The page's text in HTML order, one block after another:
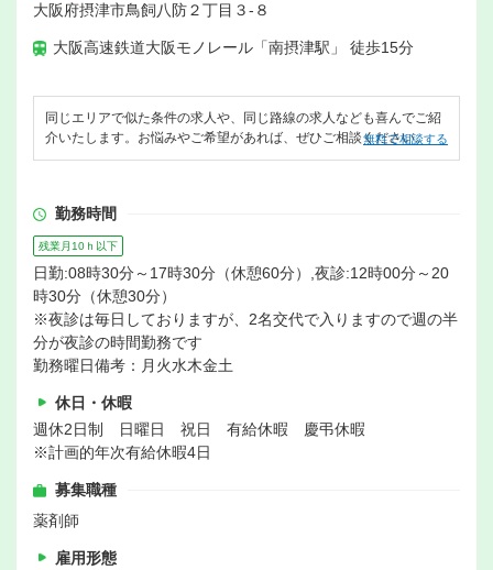
大阪府摂津市鳥飼八防２丁目３-８
大阪高速鉄道大阪モノレール「南摂津駅」 徒歩15分
同じエリアで似た条件の求人や、同じ路線の求人なども喜んでご紹
介いたします。お悩みやご希望があれば、ぜひご相談ください。
無料で相談する
勤務時間
残業月10ｈ以下
日勤:08時30分～17時30分（休憩60分）,夜診:12時00分～20
時30分（休憩30分）
※夜診は毎日しておりますが、2名交代で入りますので週の半
分が夜診の時間勤務です
勤務曜日備考：月火水木金土
休日・休暇
週休2日制 日曜日 祝日 有給休暇 慶弔休暇
※計画的年次有給休暇4日
募集職種
薬剤師
雇用形態